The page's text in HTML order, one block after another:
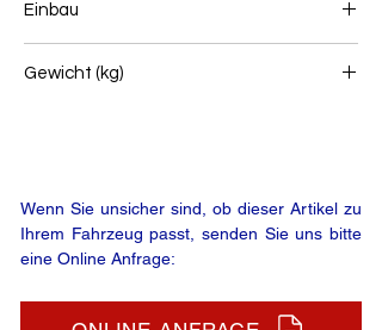
Einbau
Gewicht (kg)
Wenn Sie unsicher sind, ob dieser Artikel zu
Ihrem Fahrzeug passt, senden Sie uns bitte
eine Online Anfrage: